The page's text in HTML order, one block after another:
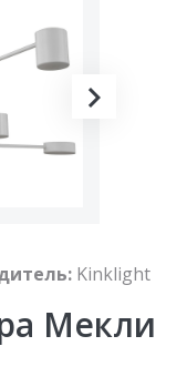
Kinklight
Мекли